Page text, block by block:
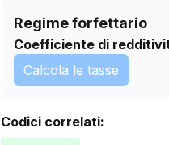
Regime forfettario
Coefficiente di
Calcola le tasse
Codici correlati: